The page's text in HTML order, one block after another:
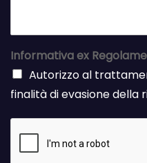
Informativa ex
Autorizzo al
finalità di evasione della